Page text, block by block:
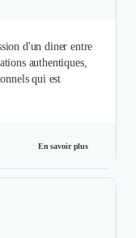
d'un diner entre
authentiques,
qui est
En savoir plus